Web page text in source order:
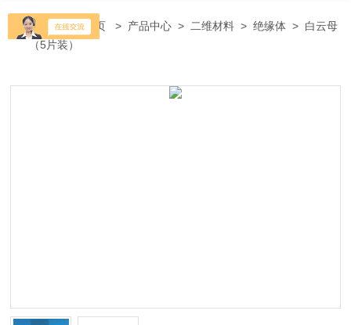
当前位置：首页 > 产品中心 > 二维材料 >绝缘体 > 白云母
（5片装）